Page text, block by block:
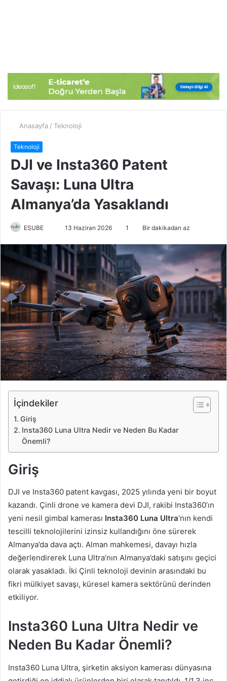
Anasayfa / Teknoloji
Teknoloji
DJI ve Insta360 Patent
Savaşı: Luna Ultra
Almanya’da Yasaklandı
ESUBE
o
s
t
a
g
ö
n
e
13 Haziran 2026 1 Bir dakikadan az
İçindekiler
Giriş
Insta360 Luna Ultra Nedir ve Neden Bu Kadar
Önemli?
Giriş
DJI ve Insta360 patent kavgası, 2025 yılında yeni bir boyut
kazandı. Çinli drone ve kamera devi DJI, rakibi Insta360’ın
yeni nesil gimbal kamerası Insta360 Luna Ultra‘nın kendi
tescilli teknolojilerini izinsiz kullandığını öne sürerek
Almanya’da dava açtı. Alman mahkemesi, davayı hızla
değerlendirerek Luna Ultra’nın Almanya’daki satışını geçici
olarak yasakladı. İki Çinli teknoloji devinin arasındaki bu
fikri mülkiyet savaşı, küresel kamera sektörünü derinden
etkiliyor.
Insta360 Luna Ultra Nedir ve
Neden Bu Kadar Önemli?
Insta360 Luna Ultra, şirketin aksiyon kamerası dünyasına